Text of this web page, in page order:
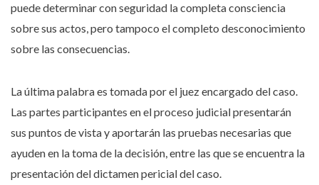
puede determinar con seguridad la completa consciencia
sobre sus actos, pero tampoco el completo desconocimiento
sobre las consecuencias.
La última palabra es tomada por el juez encargado del caso.
Las partes participantes en el proceso judicial presentarán
sus puntos de vista y aportarán las pruebas necesarias que
ayuden en la toma de la decisión, entre las que se encuentra la
presentación del dictamen pericial del caso.